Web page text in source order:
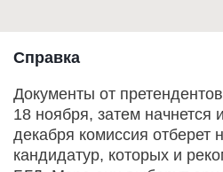
Справка
Документы от
18 ноября, затем начнется
декабря комиссия отберет
кандидатур, которых и